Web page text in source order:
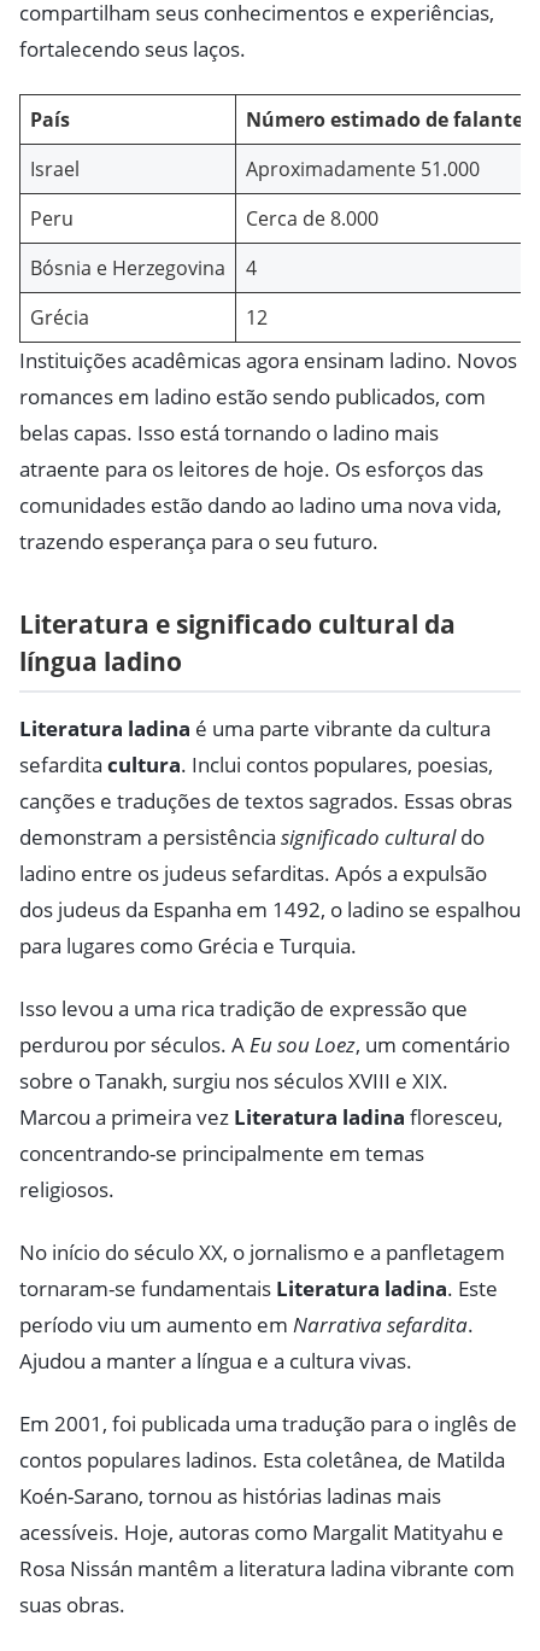
compartilham seus conhecimentos e experiências,
fortalecendo seus laços.
País
Número estimado de falantes
Israel
Aproximadamente 51.000
Peru
Cerca de 8.000
Bósnia e Herzegovina
4
Grécia
12
Instituições acadêmicas agora ensinam ladino. Novos
romances em ladino estão sendo publicados, com
belas capas. Isso está tornando o ladino mais
atraente para os leitores de hoje. Os esforços das
comunidades estão dando ao ladino uma nova vida,
trazendo esperança para o seu futuro.
Literatura e significado cultural da
língua ladino
Literatura ladina é uma parte vibrante da cultura
sefardita cultura. Inclui contos populares, poesias,
canções e traduções de textos sagrados. Essas obras
demonstram a persistência significado culturaldo
ladino entre os judeus sefarditas. Após a expulsão
dos judeus da Espanha em 1492, o ladino se espalhou
para lugares como Grécia e Turquia.
Isso levou a uma rica tradição de expressão que
perdurou por séculos. AEu sou Loez, um comentário
sobre o Tanakh, surgiu nos séculos XVIII e XIX.
Marcou a primeira vez Literatura ladina floresceu,
concentrando-se principalmente em temas
religiosos.
No início do século XX, o jornalismo e a panfletagem
tornaram-se fundamentais Literatura ladina. Este
período viu um aumento em Narrativa sefardita.
Ajudou a manter a língua e a cultura vivas.
Em 2001, foi publicada uma tradução para o inglês de
contos populares ladinos. Esta coletânea, de Matilda
Koén-Sarano, tornou as histórias ladinas mais
acessíveis. Hoje, autoras como Margalit Matityahu e
Rosa Nissán mantêm a literatura ladina vibrante com
suas obras.